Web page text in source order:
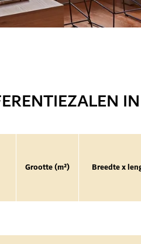
Grootte (m²) Breedte x